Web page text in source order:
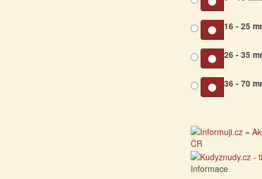
16 - 25
26 - 35
36 - 70
Informace